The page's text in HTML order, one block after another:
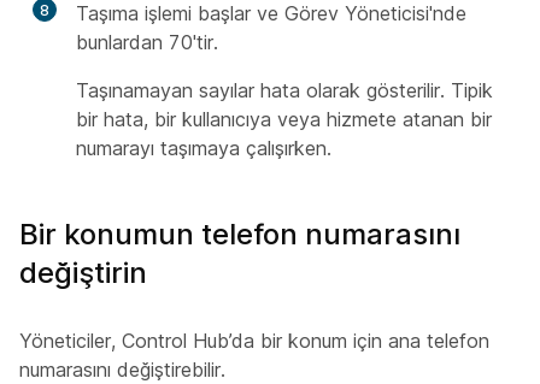
8
Taşıma işlemi başlar ve Görev Yöneticisi'nde
bunlardan 70'tir.
Taşınamayan sayılar hata olarak gösterilir. Tipik
bir hata, bir kullanıcıya veya hizmete atanan bir
numarayı taşımaya çalışırken.
Bir konumun telefon numarasını
değiştirin
Yöneticiler, Control Hub’da bir konum için ana telefon
numarasını değiştirebilir.